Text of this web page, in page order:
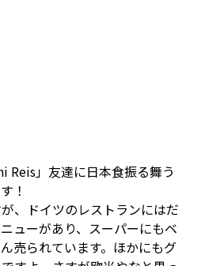
Reis」友達に日本食振る舞う
！
、ドイツのレストランにはだ
ューがあり、スーパーにもベ
売られています。ほかにもグ